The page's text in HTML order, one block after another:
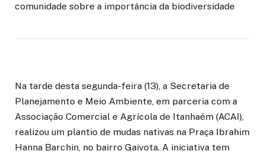
comunidade sobre a importância da biodiversidade
Na tarde desta segunda-feira (13), a Secretaria de
Planejamento e Meio Ambiente, em parceria com a
Associação Comercial e Agrícola de Itanhaém (ACAI),
realizou um plantio de mudas nativas na Praça Ibrahim
Hanna Barchin, no bairro Gaivota. A iniciativa tem